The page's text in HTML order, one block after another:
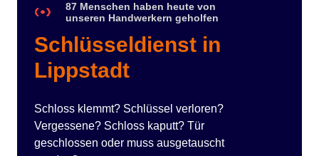
87 Menschen haben heute von
unseren Handwerkern geholfen
Schlüsseldienst in
Lippstadt
Schloss klemmt? Schlüssel verloren?
Vergessene? Schloss kaputt? Tür
geschlossen oder muss ausgetauscht